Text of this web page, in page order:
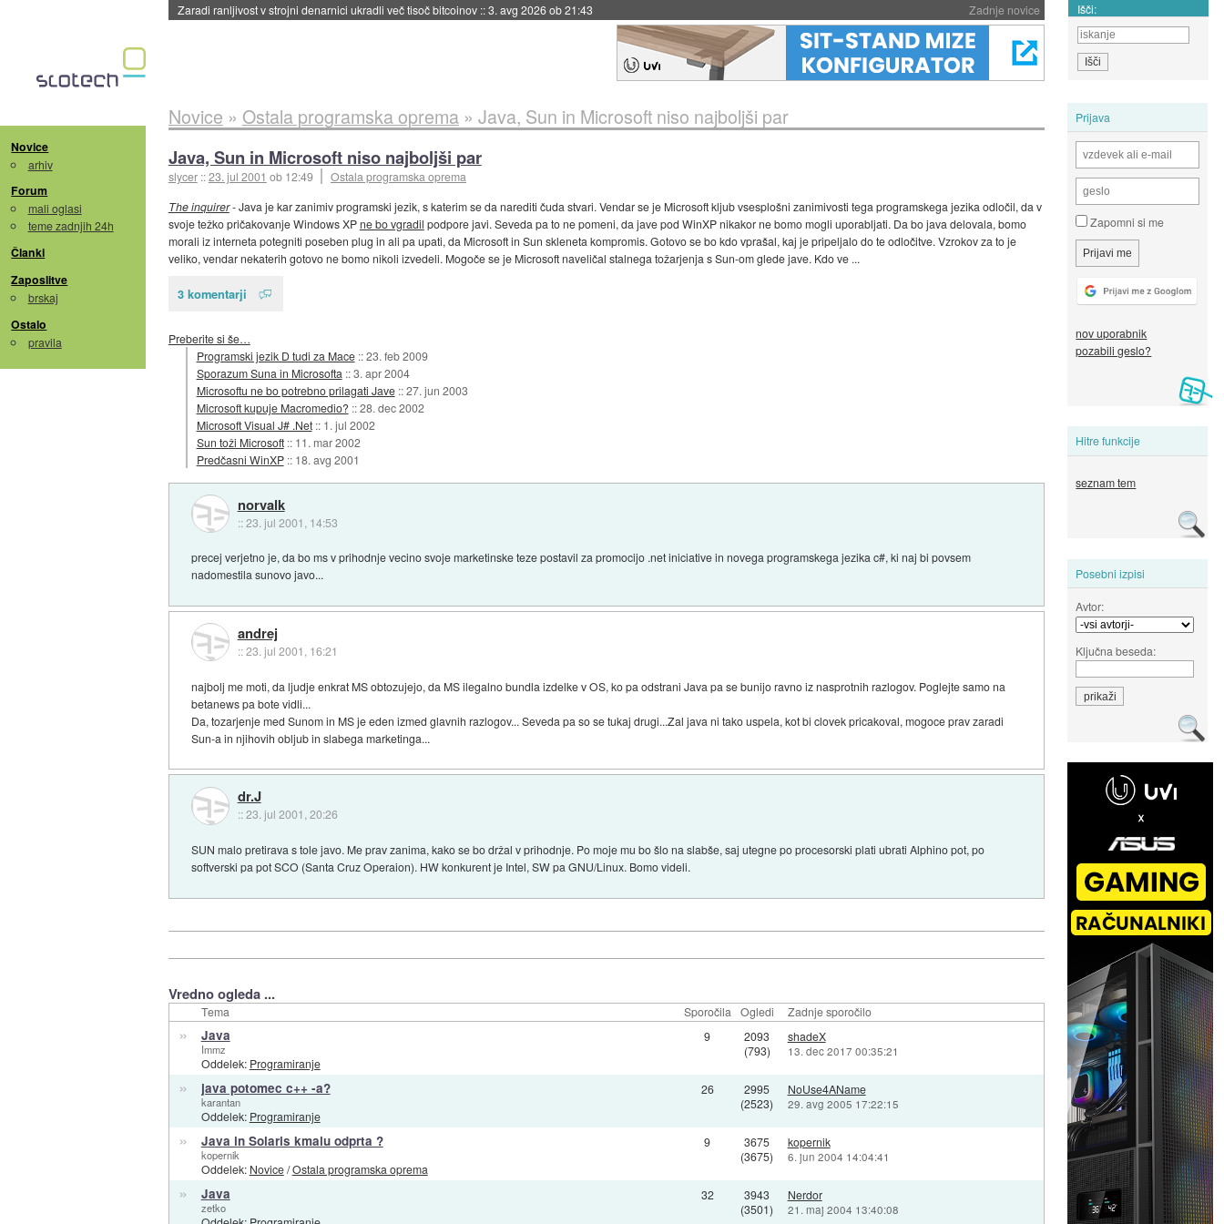
Zadnje novice
Zaradi ranljivost v strojni denarnici ukradli več tisoč bitcoinov ::3. avg 2026 ob 21:43 Išči:
Novice
arhiv
Forum
mali oglasi
teme zadnjih 24h
Članki
Zaposlitve
brskaj
Ostalo
pravila
Prijava
Zapomni si me
nov uporabnik
pozabili geslo?
Hitre funkcije
seznam tem
Posebni izpisi
Avtor:
Ključna beseda:
Novice » Ostala programska oprema» Java, Sun in Microsoft niso najboljši par
Java, Sun in Microsoft niso najboljši par
slycer ::23. jul 2001 ob 12:49
Ostala programska oprema
The inquirer- Java je kar zanimiv programski jezik, s katerim se da narediti čuda stvari. Vendar se je Microsoft kljub vsesplošni zanimivosti tega programskega jezika odločil, da v
svoje težko pričakovanje Windows XPne bo vgradil podpore javi. Seveda pa to ne pomeni, da jave pod WinXP nikakor ne bomo mogli uporabljati. Da bo java delovala, bomo
morali iz interneta potegniti poseben plug in ali pa upati, da Microsoft in Sun skleneta kompromis. Gotovo se bo kdo vprašal, kaj je pripeljalo do te odločitve. Vzrokov za to je
veliko, vendar nekaterih gotovo ne bomo nikoli izvedeli. Mogoče se je Microsoft naveličal stalnega tožarjenja s Sun-om glede jave. Kdo ve ...
3 komentarji
Preberite si še…
Programski jezik D tudi za Mace ::23. feb 2009
Sporazum Suna in Microsofta ::3. apr 2004
Microsoftu ne bo potrebno prilagati Jave ::27. jun 2003
Microsoft kupuje Macromedio? ::28. dec 2002
Microsoft Visual J# .Net :: 1. jul 2002
Sun toži Microsoft :: 11. mar 2002
Predčasni WinXP :: 18. avg 2001
norvalk
::23. jul 2001, 14:53
precej verjetno je, da bo ms v prihodnje vecino svoje marketinske teze postavil za promocijo .net iniciative in novega programskega jezika c#, ki naj bi povsem
nadomestila sunovo javo...
andrej
::23. jul 2001, 16:21
najbolj me moti, da ljudje enkrat MS obtozujejo, da MS ilegalno bundla izdelke v OS, ko pa odstrani Java pa se bunijo ravno iz nasprotnih razlogov. Poglejte samo na
betanews pa bote vidli...
Da, tozarjenje med Sunom in MS je eden izmed glavnih razlogov... Seveda pa so se tukaj drugi...Zal java ni tako uspela, kot bi clovek pricakoval, mogoce prav zaradi
Sun-a in njihovih obljub in slabega marketinga...
dr.J
::23. jul 2001, 20:26
SUN malo pretirava s tole javo. Me prav zanima, kako se bo držal v prihodnje. Po moje mu bo šlo na slabše, saj utegne po procesorski plati ubrati Alphino pot, po
softverski pa pot SCO (Santa Cruz Operaion). HW konkurent je Intel, SW pa GNU/Linux. Bomo videli.
Vredno ogleda ...
Tema Sporočila Ogledi Zadnje sporočilo
» Java
Immz
Oddelek: Programiranje
9
2093
(793)
shadeX
13. dec 2017 00:35:21
» java potomec c++ -a?
karantan
Oddelek: Programiranje
26
2995
(2523)
NoUse4AName
29. avg 2005 17:22:15
» Java in Solaris kmalu odprta ?
kopernik
Oddelek: Novice/Ostala programska oprema
9
3675
(3675)
kopernik
6. jun 2004 14:04:41
» Java
zetko
32
3943
(3501)
Nerdor
21. maj 2004 13:40:08